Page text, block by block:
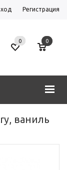
Регистрация
0 0
ваниль